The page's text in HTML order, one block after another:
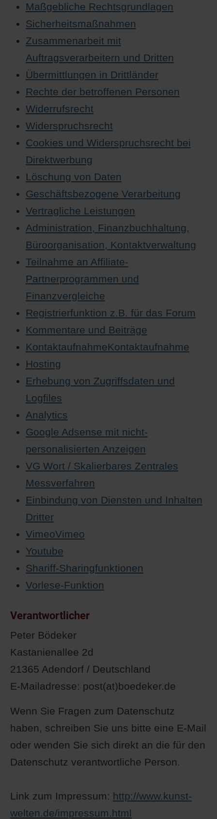
Maßgebliche Rechtsgrundlagen
Sicherheitsmaßnahmen
Zusammenarbeit mit
Auftragsverarbeitern und Dritten
Übermittlungen in Drittländer
Rechte der betroffenen Personen
Widerrufsrecht
Widerspruchsrecht
Cookies und Widerspruchsrecht bei
Direktwerbung
Löschung von Daten
Geschäftsbezogene Verarbeitung
Vertragliche Leistungen
Administration, Finanzbuchhaltung,
Büroorganisation, Kontaktverwaltung
Teilnahme an Affiliate-
Partnerprogrammen und
Finanzvergleiche
Registrierfunktion z.B. für das Forum
Kommentare und Beiträge
KontaktaufnahmeKontaktaufnahme
Hosting
Erhebung von Zugriffsdaten und
Logfiles
Analytics
Google Adsense mit nicht-
personalisierten Anzeigen
VG Wort / Skalierbares Zentrales
Messverfahren
Einbindung von Diensten und Inhalten
Dritter
VimeoVimeo
Youtube
Shariff-Sharingfunktionen
Vorlese-Funktion
Verantwortlicher
Peter Bödeker
Kastanienallee 2d
21365 Adendorf / Deutschland
E-Mailadresse: post(at)boedeker.de
Wenn Sie Fragen zum Datenschutz
haben, schreiben Sie uns bitte eine E-Mail
oder wenden Sie sich direkt an die für den
Datenschutz verantwortliche Person.
Link zum Impressum: http://www.kunst-
welten.de/impressum.html